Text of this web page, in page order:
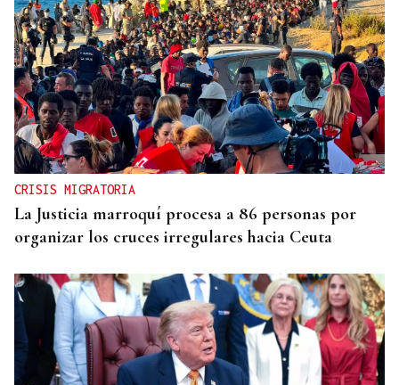
CRISIS MIGRATORIA
La Justicia marroquí procesa a 86 personas por
organizar los cruces irregulares hacia Ceuta